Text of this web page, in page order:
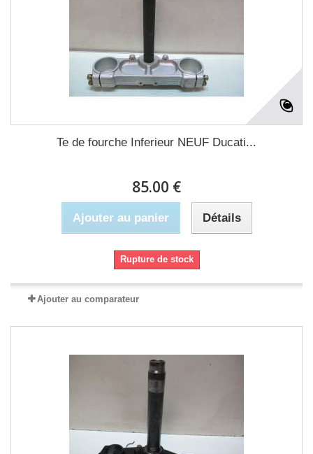
Te de fourche Inferieur NEUF Ducati...
85.00 €
Ajouter au panier Détails
Rupture de stock
Ajouter au comparateur